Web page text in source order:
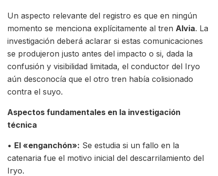
Un aspecto relevante del registro es que en ningún
momento se menciona explícitamente al tren Alvia. La
investigación deberá aclarar si estas comunicaciones
se produjeron justo antes del impacto o si, dada la
confusión y visibilidad limitada, el conductor del Iryo
aún desconocía que el otro tren había colisionado
contra el suyo.
Aspectos fundamentales en la investigación
técnica
• El «enganchón»: Se estudia si un fallo en la
catenaria fue el motivo inicial del descarrilamiento del
Iryo.